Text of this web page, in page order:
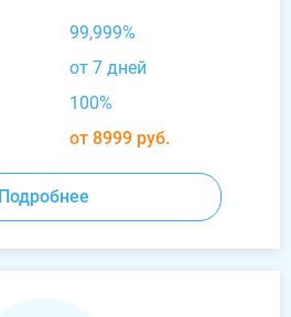
99,999%
от 7 дней
100%
от 8999 руб.
Подробнее